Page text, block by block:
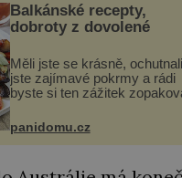
kultur...
Balkánské recepty,
dobroty z dovolené
Měli jste se krásně, ochutnali
jste zajímavé pokrmy a rádi
byste si ten zážitek
Není nic snazšího.
(10 porcí) Možná jste ji
ochutnali na dovolené v
panidomu.cz